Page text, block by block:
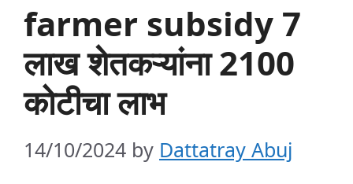
farmer subsidy 7
लाख शेतकऱ्यांना 2100
कोटीचा लाभ
14/10/2024 by Dattatray Abuj